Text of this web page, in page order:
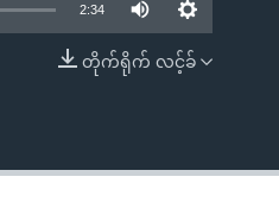
EMBED
2:34
တိုက်ရိုက် လင့်ခ်